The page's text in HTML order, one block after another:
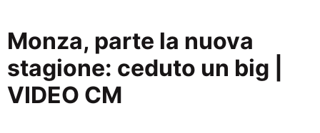
Monza, parte la nuova
stagione: ceduto un big |
VIDEO CM